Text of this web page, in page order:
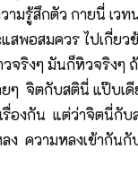
ามรู้สึกตัว กายนี่ เว
สพอสมควร ไปเกี่ยว
ริงๆ มันก็หิวจริงๆ
จิตกับสตินี่ แป๊บเดี
เรื่องกัน แต่ว่าจิตนี่กั
ความหลงเข้ากันกั